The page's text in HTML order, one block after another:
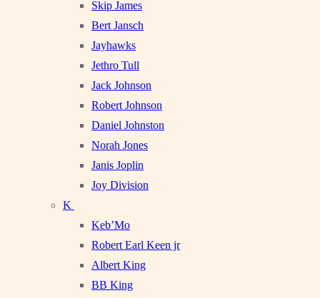
Skip James
Bert Jansch
Jayhawks
Jethro Tull
Jack Johnson
Robert Johnson
Daniel Johnston
Norah Jones
Janis Joplin
Joy Division
K
Keb’Mo
Robert Earl Keen jr
Albert King
BB King